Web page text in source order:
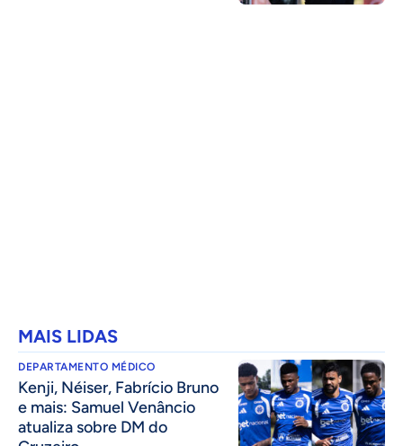
MAIS LIDAS
DEPARTAMENTO MÉDICO
Kenji, Néiser, Fabrício Bruno
e mais: Samuel Venâncio
atualiza sobre DM do